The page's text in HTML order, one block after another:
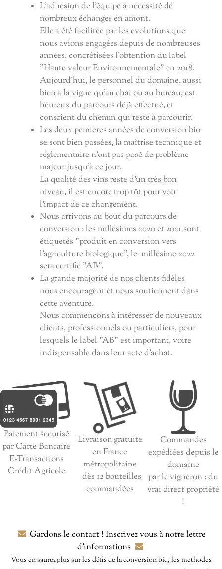
L'adhésion de l'équipe a nécessité de
nombreux échanges en amont.
Elle a été facilitée par les évolutions que
nous avions engagées depuis de nombreuses
années, concrétisées l'obtention du label
"Haute valeur Environnementale" en 2018.
Aujourd'hui, le personnel du domaine, aussi
bien à la vigne qu'au chai ou au bureau, est
heureux du parcours déjà effectué, et
conscient du chemin qui reste à parcourir.
Les deux pemières années de conversion bio
se sont bien passées, la maîtrise technique et
réglementaire n'ont pas posé de problème
majeur jusqu'à ce jour.
La qualité des vins reste d'un très bon
niveau, il est encore trop tôt pour voir
l'impact de ce changement.
Nous arrivons au bout du parcours de
conversion : les millésimes 2020 et 2021 sont
étiquetés "produit en conversion vers
l'agriculture biologique", le millésime 2022
sera certifié "AB".
La grande majorité de nos clients fidèles
nous encouragent et nous soutiennent dans
cette aventure.
Nous commençons à intéresser de nouveaux
clients, professionnels ou particuliers, pour
lesquels le label "AB" est important, voire
indispensable dans leur acte d'achat.
Paiement sécurisé
par Carte Bancaire
E-Transactions
Crédit Agricole
Livraison gratuite
en France
métropolitaine
dès 12 bouteilles
commandées
Commandes
expédiées depuis le
domaine
par le vigneron : du
vrai direct propriété
!
Gardons le contact ! Inscrivez vous à notre lettre
d'informations
Vous en saurez plus sur les défis de la conversion bio, les methodes